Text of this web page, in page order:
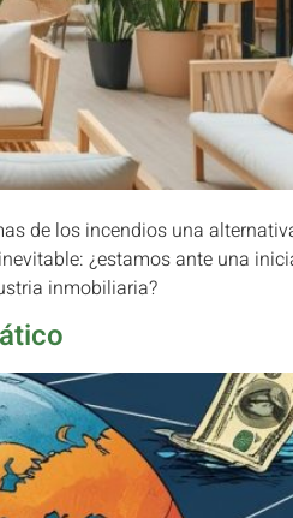
de los incendios una
¿estamos ante una
inmobiliaria?